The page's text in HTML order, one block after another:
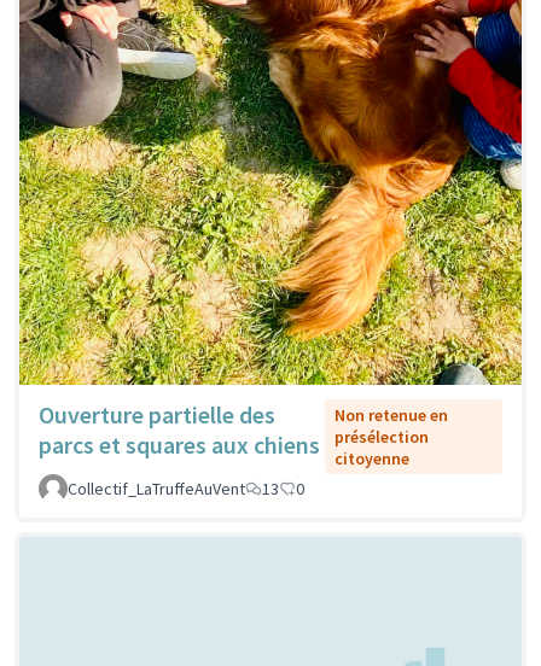
Ouverture partielle des
parcs et squares aux chiens
Non retenue en
présélection
citoyenne
Collectif_LaTruffeAuVent
13 0